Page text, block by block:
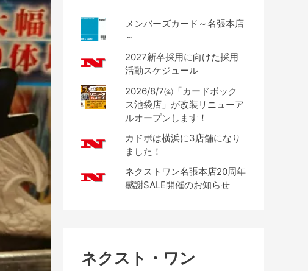
メンバーズカード～名張本店
～
2027新卒採用に向けた採用
活動スケジュール
2026/8/7㈮「カードボック
ス池袋店」が改装リニューア
ルオープンします！
カドボは横浜に3店舗になり
ました！
ネクストワン名張本店20周年
感謝SALE開催のお知らせ
ネクスト・ワン